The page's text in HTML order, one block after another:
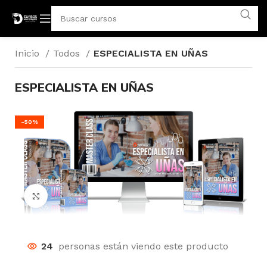
Inicio Todos ESPECIALISTA EN UÑAS
ESPECIALISTA EN UÑAS
-50%
Click para agrandar
24 personas están viendo este producto